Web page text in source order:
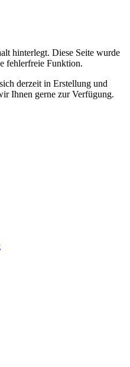
hinterlegt. Diese Seite wurde
fehlerfreie Funktion.
derzeit in Erstellung und
Ihnen gerne zur Verfügung.